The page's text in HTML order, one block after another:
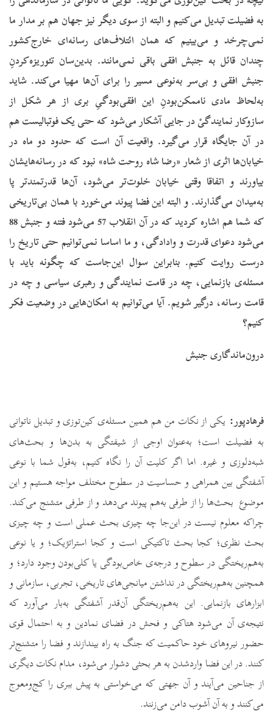
به فضیلت تبدیل می‌کنیم و البته از سوی دیگر نیز جهان هم بر مدار ما
نمی‌چرخد و می‌بینیم که همان ائتلاف‌های رسانه‌ای خارج‌کشور
چندان قائل به جنبش افقی باقی نمی‌مانند. بدین‌سان تئوریزه‌کردنِ
جنبش افقی و بی‌سر به‌نوعی مسیر را برای آن‌ها مهیا می‌کند. شاید
به‌لحاظ مادی ناممکن‌بودنِ این افقی‌بودگیِ بری از هر شکل از
سازوکار نمایندگیْ در جایی آشکار می‌شود که حتی یک فوتبالیست هم
در آن جایگاه قرار می‌گیرد. واقعیت آن است که حدود دو ماه در
خیابان‌ها اثری از شعار «رضا شاه روحت شاه» نبود که در رسانه‌هایشان
بیاورند و اتفاقا وقتی خیابان خلوت‌تر می‌شود، آن‌ها قدرتمند‌تر پا
به‌میدان می‌گذارند. و البته این فضا پیوند می‌خورد با همان بی‌تاریخی
که شما هم اشاره کردید که در آن انقلاب 57 می‌شود فتنه و جنبش 88
می‌شود دعوای قدرت و وادادگی، و ما اساسا نمی‌توانیم حتی تاریخ را
درست روایت کنیم. بنابراین سوال این‌جاست که چگونه باید با
مسئله‌ی بازنمایی، چه در قامت نمایندگی و رهبری سیاسی و چه در
قامت رسانه، درگیر شویم. آیا می‌توانیم به امکان‌هایی در وضعیت فکر
کنیم؟
درون‌ماندگاری جنبش
فرهادپور: یکی از نکات من هم همین مسئله‌ی کین‌توزی و تبدیل ناتوانی
به فضیلت است؛ به‌عنوان اوجی از شیفتگی به بدن‌ها و بحث‌های
شبه‌‌دلوزی و غیره. اما اگر کلیت آن را نگاه کنیم، به‌قول شما با نوعی
آشفتگی بین همراهی و حساسیت در سطوح مختلف مواجه هستیم و این
موضوع بحث‌ها را از طرفی به‌هم پیوند می‌دهد و از طرفی متشنج می‌کند.
چراکه معلوم نیست در این‌جا چه چیزی بحث عملی است و چه چیزی
بحث نظری؛ کجا بحث تاکتیکی است و کجا استراتژیک؛ و یا نوعی
به‌هم‌ریختگی در سطوح و درجه‌ی خاص‌بودگی یا کلی‌بودن وجود دارد؛ و
همچنین به‌هم‌ریختگی در نداشتن میانجی‌های تاریخی، تجربی، سازمانی و
ابزارهای بازنمایی. این به‌هم‌ریختگی آن‌قدر آشفتگی به‌بار می‌آورد که
نتیجه‌ی آن می‌شود هتاکی و فحش در فضای نمادین و به احتمال قوی
حضور نیروهای خود حاکمیت که جنگ به راه بیندازند و فضا را متشنج‌تر
کنند. در این فضا واردشدن به هر بحثی دشوار می‌شود، مدام نکات دیگری
از جناحین می‌آیند و آن جهتی که می‌خواستی به پیش ببری را کج‌و‌معوج
می‌کنند و به آن آشوب دامن می‌زنند.